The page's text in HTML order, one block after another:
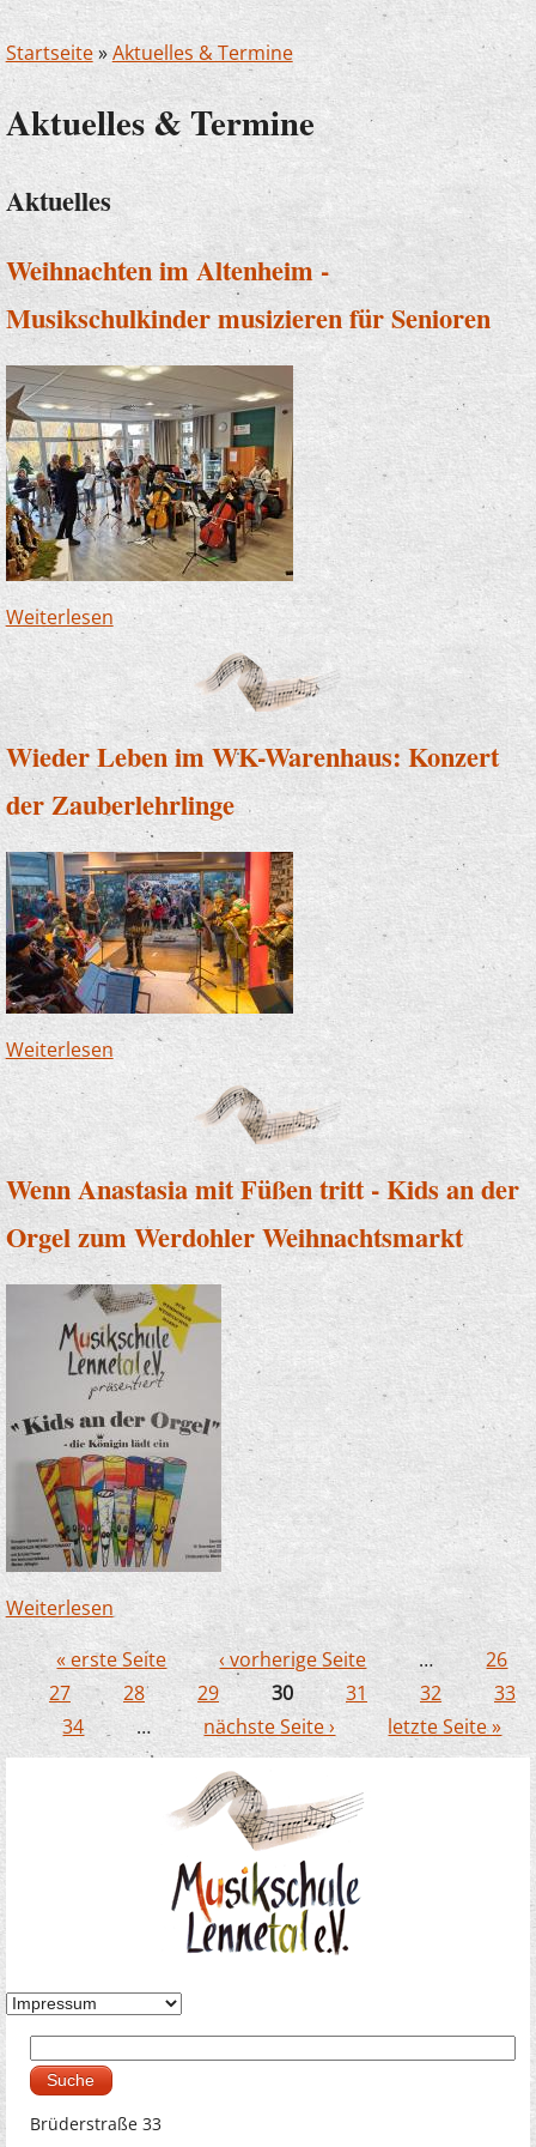
Startseite»Aktuelles & Termine
Aktuelles & Termine
Aktuelles
Weihnachten im Altenheim -
Musikschulkinder musizieren für Senioren
Weiterlesen über Weihnachten im Altenheim -
Musikschulkinder musizieren für Senioren
Wieder Leben im WK-Warenhaus: Konzert
der Zauberlehrlinge
Weiterlesenüber Wieder Leben im WK-Warenhaus:
Konzert der Zauberlehrlinge
Wenn Anastasia mit Füßen tritt - Kids an der
Orgel zum Werdohler Weihnachtsmarkt
Weiterlesen über Wenn Anastasia mit Füßen tritt - Kids an
der Orgel zum Werdohler Weihnachtsmarkt
Seiten
« erste Seite ‹ vorherige Seite …
26
27
28 29 30 31 32
33
34
… nächste Seite › letzte Seite »
Suchformular
Brüderstraße 33